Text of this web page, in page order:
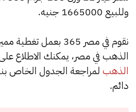
وللبيع 1665000 جنيه.
نقوم في مصر 365 بعمل
الذهب في مصر، يمكنك الاطلاع
الذهب لمراجعة الجدول الخاص
دائم.